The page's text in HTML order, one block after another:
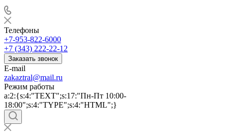
Телефоны
+7-953-822-6000
+7 (343) 222-22-12
Заказать звонок
E-mail
zakaztral@mail.ru
Режим работы
a:2:{s:4:"TEXT";s:17:"Пн-Пт 10:00-
18:00";s:4:"TYPE";s:4:"HTML";}